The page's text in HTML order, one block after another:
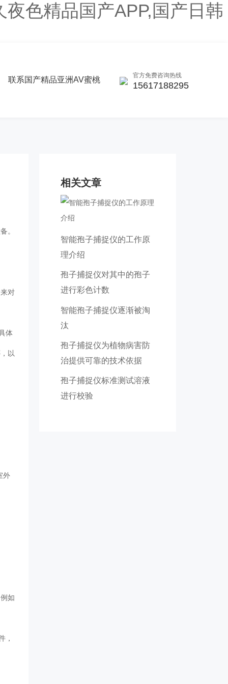
色精品国产APP,国产日韩
联系国产精品亚洲AV蜜桃
官方免费咨询热线
15617188295
。
对
体
以
外
如
，
相关文章
智能孢子捕捉仪的工作原
理介绍
孢子捕捉仪对其中的孢子
进行彩色计数
智能孢子捕捉仪逐渐被淘
汰
孢子捕捉仪为植物病害防
治提供可靠的技术依据
孢子捕捉仪标准测试溶液
进行校验